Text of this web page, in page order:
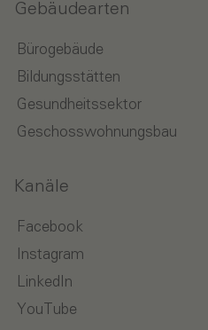
Gebäudearten
Bürogebäude
Bildungsstätten
Gesundheitssektor
Geschosswohnungsbau
Kanäle
Facebook
Instagram
LinkedIn
YouTube